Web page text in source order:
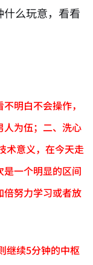
么玩意，看看
明白不会操作，
人为伍；二、洗心
术意义，在今天走
一个明显的区间
倍努力学习或者放
继续5分钟的中枢